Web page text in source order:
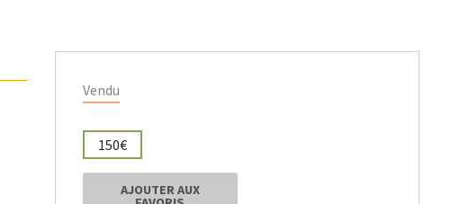
Vendu
150€
AJOUTER AUX